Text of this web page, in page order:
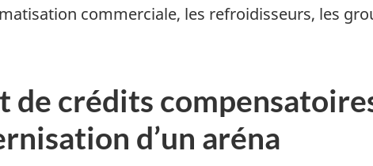
commerciale, les refroidisseurs, les
de crédits
d’un aréna